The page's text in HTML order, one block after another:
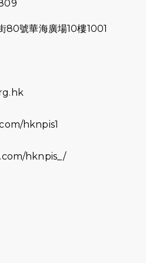
隊恆常練習 - 7月9日（19:00
始）
隊恆常練習 - 6月18日
隊恆常練習 - 6月11日（19:00
80號華海廣場10樓1001
hknpis1
hknpis_/